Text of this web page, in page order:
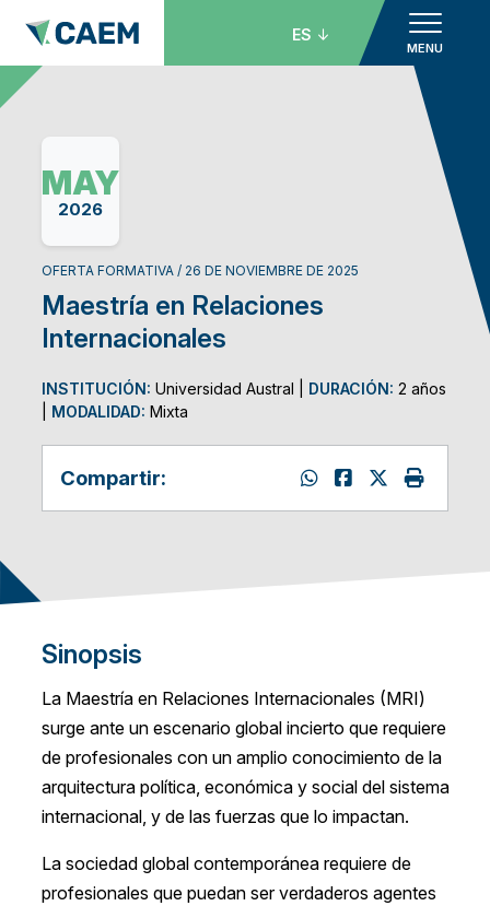
MENU
ES
MAY
2026
OFERTA FORMATIVA / 26 DE NOVIEMBRE DE 2025
Maestría en Relaciones
Internacionales
INSTITUCIÓN: Universidad Austral DURACIÓN: 2 años
MODALIDAD: Mixta
Compartir:
Sinopsis
La Maestría en Relaciones Internacionales (MRI)
surge ante un escenario global incierto que requiere
de profesionales con un amplio conocimiento de la
arquitectura política, económica y social del sistema
internacional, y de las fuerzas que lo impactan.
La sociedad global contemporánea requiere de
profesionales que puedan ser verdaderos agentes